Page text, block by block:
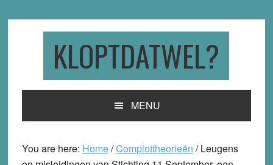
KLOPTDATWEL?
MENU
You are here: Home/Complottheorieën /Leugens